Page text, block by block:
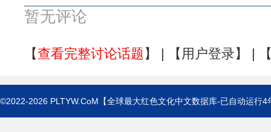
暂无评论
【查看完整讨论话题】 | 【 用户登录】 |
©2022-2026 PLTYW.CoM 【全球最大红色文化中文数据库-已自动运行4